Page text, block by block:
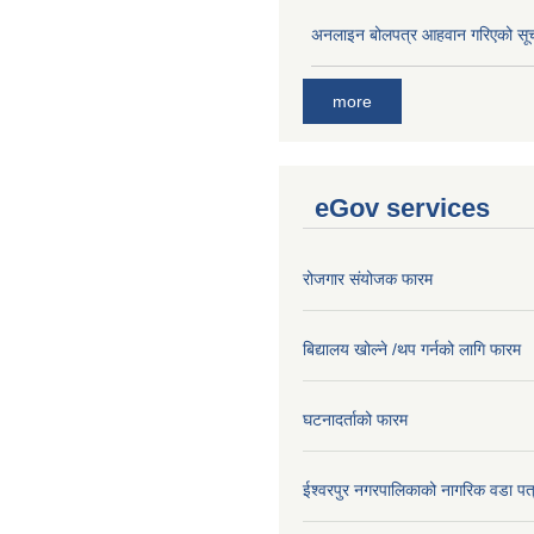
अनलाइन बोलपत्र आहवान गरिएको
more
eGov services
रोजगार संयोजक फारम
बिद्यालय खोल्ने /थप गर्नको लागि फारम
घटनादर्ताको फारम
ईश्वरपुर नगरपालिकाको नागरिक वडा